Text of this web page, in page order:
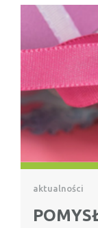
aktualności